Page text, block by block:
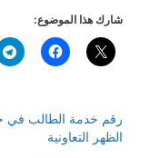
شارك هذا الموضوع:
رقم خدمة الطالب في
الظهر التعاونية